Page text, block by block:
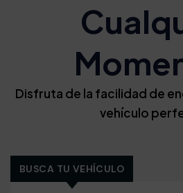
Disfruta de la facilidad de
vehículo
BUSCA TU VEHÍCULO